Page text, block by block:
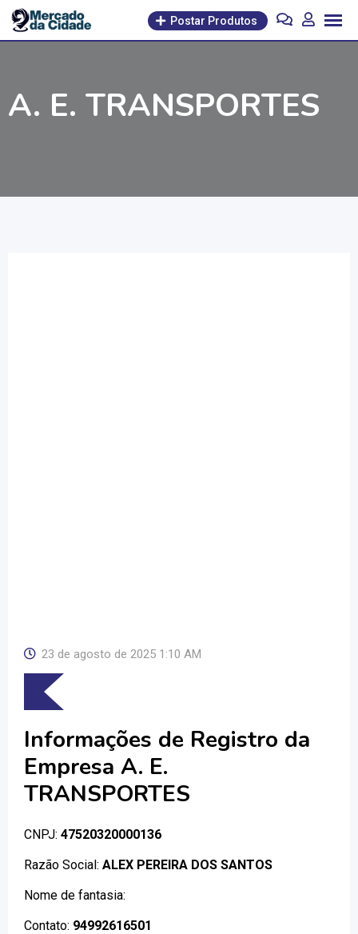
Pular
para
Postar Produtos
A. E. TRANSPORTES
23 de agosto de 2025 1:10 AM
Informações de Registro da
Empresa A. E.
TRANSPORTES
CNPJ: 47520320000136
Razão Social: ALEX PEREIRA DOS SANTOS
Nome de fantasia:
Contato: 94992616501